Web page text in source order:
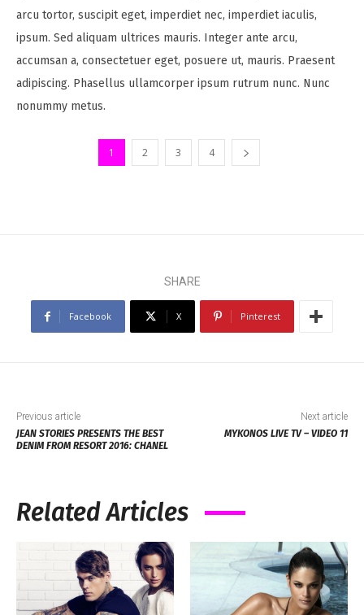
arcu tortor, suscipit eget, imperdiet nec, imperdiet iaculis,
ipsum. Sed aliquam ultrices mauris. Integer ante arcu,
accumsan a, consectetuer eget, posuere ut, mauris. Praesent
adipiscing. Phasellus ullamcorper ipsum rutrum nunc. Nunc
nonummy metus.
1 2 3 4
SHARE
Facebook X Pinterest
Previous article
JEAN STORIES PRESENTS THE BEST
DENIM FROM RESORT 2016: CHANEL
Next article
MYKONOS LIVE TV – VIDEO 11
Related Articles